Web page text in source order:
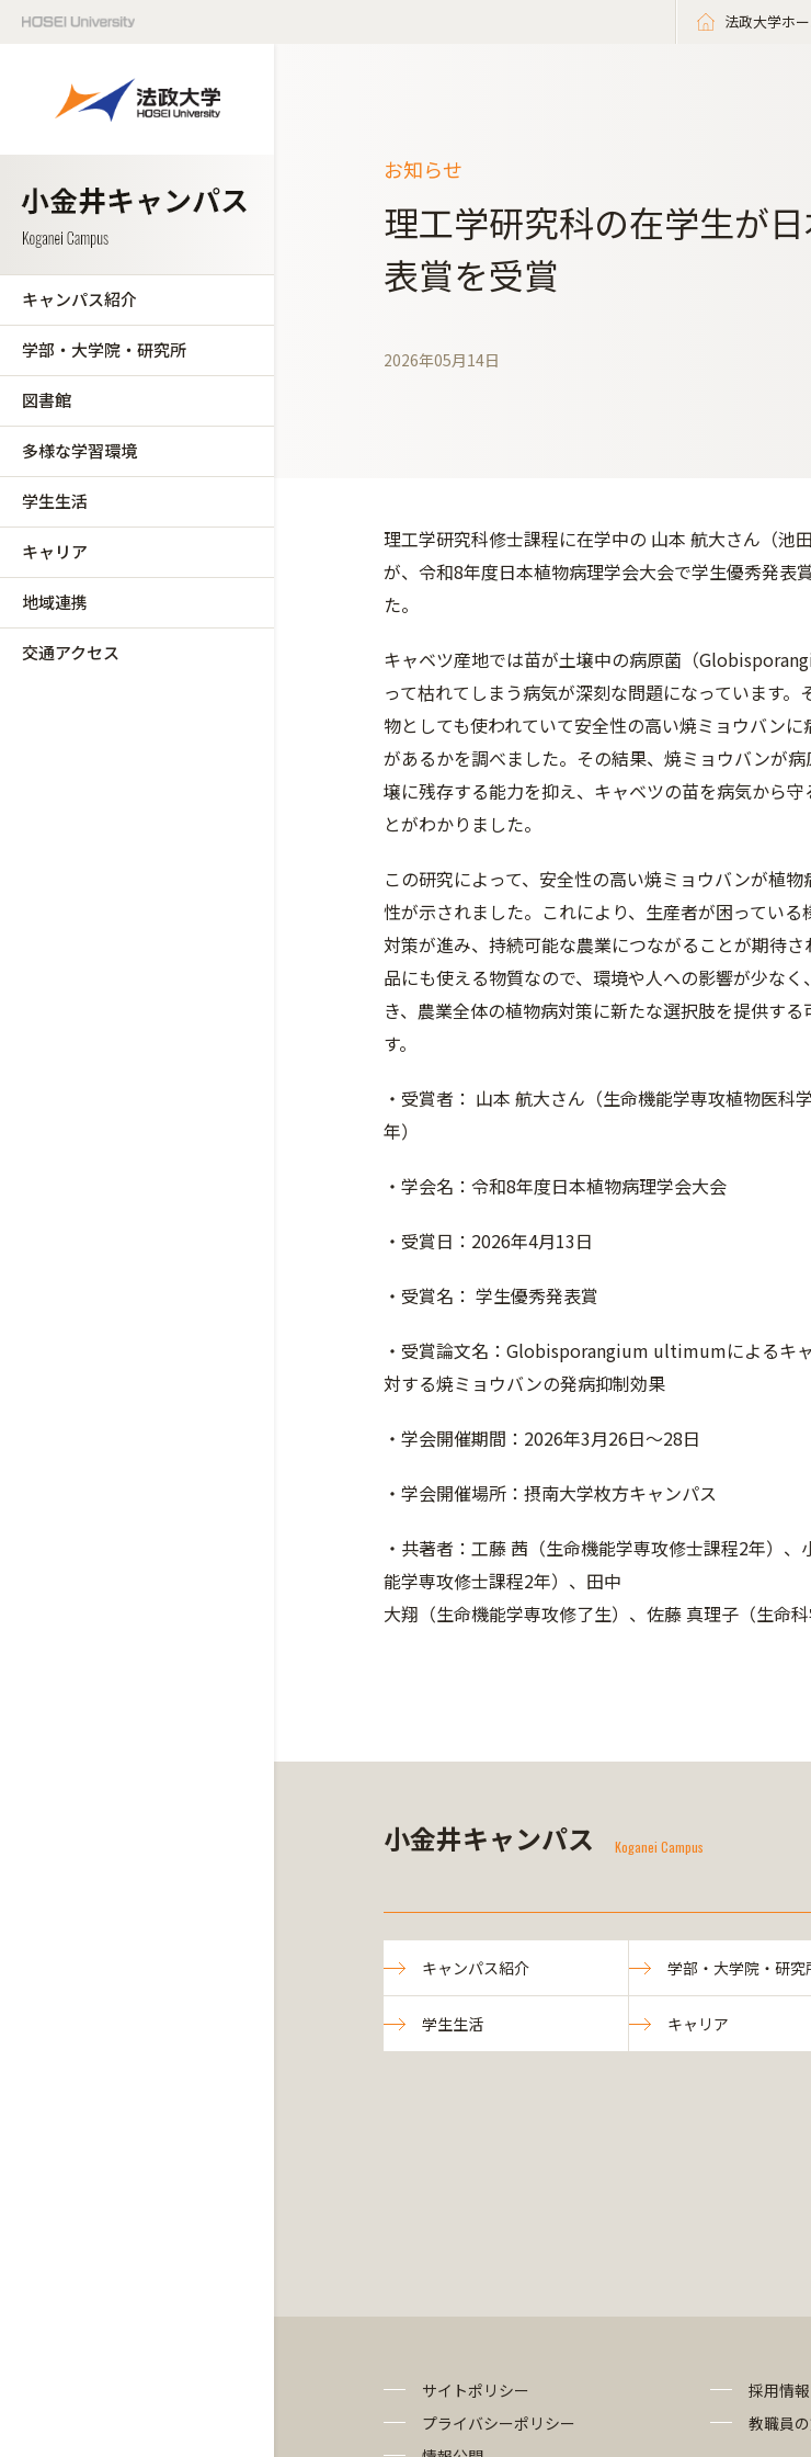
法政大学ホ
キャンパス紹介
学部・大学院・研究所
図書館
多様な学習環境
学生生活
キャリア
地域連携
交通アクセス
お知らせ
理工学研究科の在学生が
表賞を受賞
2026年05月14日
理工学研究科修士課程に在学中の 山本 航大さん（池
が、令和8年度日本植物病理学会大会で学生優秀発表
た。
キャベツ産地では苗が土壌中の病原菌（
って枯れてしまう病気が深刻な問題になっています。
物としても使われていて安全性の高い焼ミョウバン
があるかを調べました。その結果、焼ミョウバンが
壌に残存する能力を抑え、キャベツの苗を病気から守
とがわかりました。
この研究によって、安全性の高い焼ミョウバンが植
性が示されました。これにより、生産者が困っている
対策が進み、持続可能な農業につながることが期待さ
品にも使える物質なので、環境や人への影響が少なく
き、農業全体の植物病対策に新たな選択肢を提供する
す。
・受賞者： 山本 航大さん（生命機能学専攻植物医科
年）
・学会名：令和8年度日本植物病理学会大会
・受賞日：2026年4月13日
・受賞名： 学生優秀発表賞
・受賞論文名：Globisporangium ultimumによるキ
対する焼ミョウバンの発病抑制効果
・学会開催期間：2026年3月26日～28日
・学会開催場所：摂南大学枚方キャンパス
・共著者：工藤 茜（生命機能学専攻修士課程2年）、
能学専攻修士課程2年）、田中
大翔（生命機能学専攻修了生）、佐藤 真理子（生命科
小金井キャンパス Koganei Campus
キャンパス紹介 学部・大学院・研究
学生生活 キャリア
サイトポリシー
プライバシーポリシー
採用情報
教職員